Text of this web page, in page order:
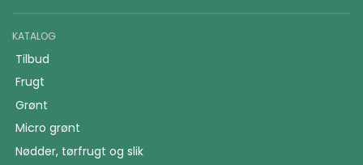
KATALOG
Tilbud
Frugt
Grønt
Micro grønt
Nødder, tørfrugt og slik